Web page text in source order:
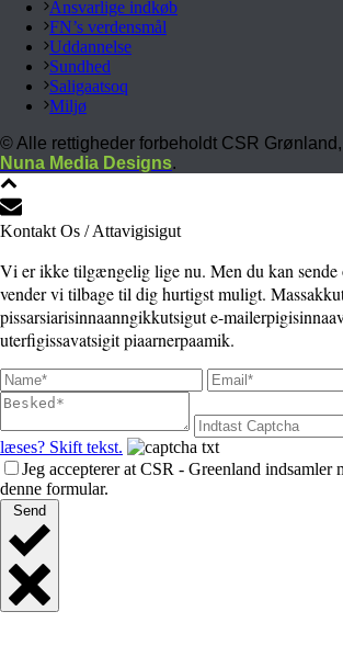
Ansvarlige indkøb
FN’s verdensmål
Uddannelse
Sundhed
Saligaatsoq
Miljø
© Alle rettigheder forbeholdt CSR
Nuna Media Designs.
Kontakt Os / Attavigisigut
Vi er ikke tilgængelig lige nu. Men du kan sende
vender vi tilbage til dig hurtigst muligt.
pissarsiarisinnaanngikkutsigut e-
uterfigissavatsigit piaarnerpaamik.
læses? Skift tekst.
Jeg accepterer at CSR - Greenland indsamler
denne formular.
Send